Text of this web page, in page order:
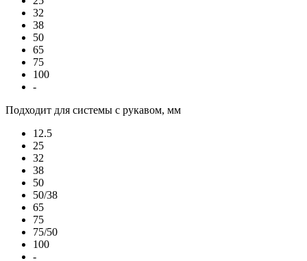
32
38
50
65
75
100
-
Подходит для системы с рукавом, мм
12.5
25
32
38
50
50/38
65
75
75/50
100
-